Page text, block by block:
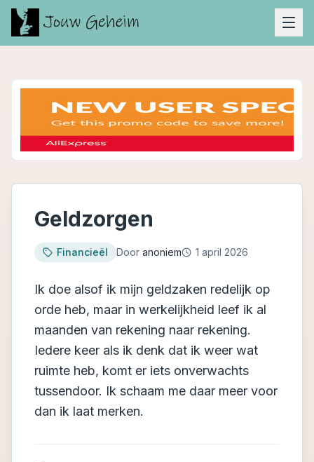
Geldzorgen
Financieël Door anoniem 1 april 2026
Ik doe alsof ik mijn geldzaken redelijk op
orde heb, maar in werkelijkheid leef ik al
maanden van rekening naar rekening.
Iedere keer als ik denk dat ik weer wat
ruimte heb, komt er iets onverwachts
tussendoor. Ik schaam me daar meer voor
dan ik laat merken.